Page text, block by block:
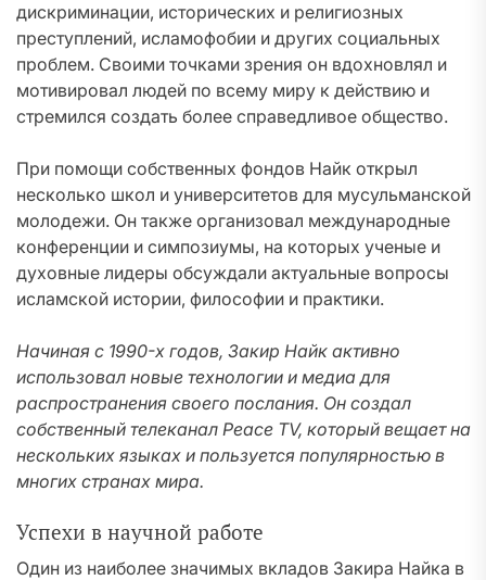
дискриминации, исторических и религиозных
преступлений, исламофобии и других социальных
проблем. Своими точками зрения он вдохновлял и
мотивировал людей по всему миру к действию и
стремился создать более справедливое общество.
При помощи собственных фондов Найк открыл
несколько школ и университетов для мусульманской
молодежи. Он также организовал международные
конференции и симпозиумы, на которых ученые и
духовные лидеры обсуждали актуальные вопросы
исламской истории, философии и практики.
Начиная с 1990-х годов, Закир Найк активно
использовал новые технологии и медиа для
распространения своего послания. Он создал
собственный телеканал Peace TV, который вещает на
нескольких языках и пользуется популярностью в
многих странах мира.
Успехи в научной работе
Один из наиболее значимых вкладов Закира Найка в